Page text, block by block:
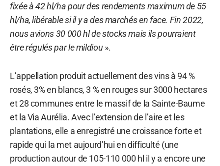
fixée à 42 hl/ha pour des rendements maximum de 55
hl/ha, libérable si il y a des marchés en face. Fin 2022,
nous avions 30 000 hl de stocks mais ils pourraient
être régulés par le mildiou ».
L’appellation produit actuellement des vins à 94 %
rosés, 3% en blancs, 3 % en rouges sur 3000 hectares
et 28 communes entre le massif de la Sainte-Baume
et la Via Aurélia. Avec l’extension de l’aire et les
plantations, elle a enregistré une croissance forte et
rapide qui la met aujourd’hui en difficulté (une
production autour de 105-110 000 hl il y a encore une